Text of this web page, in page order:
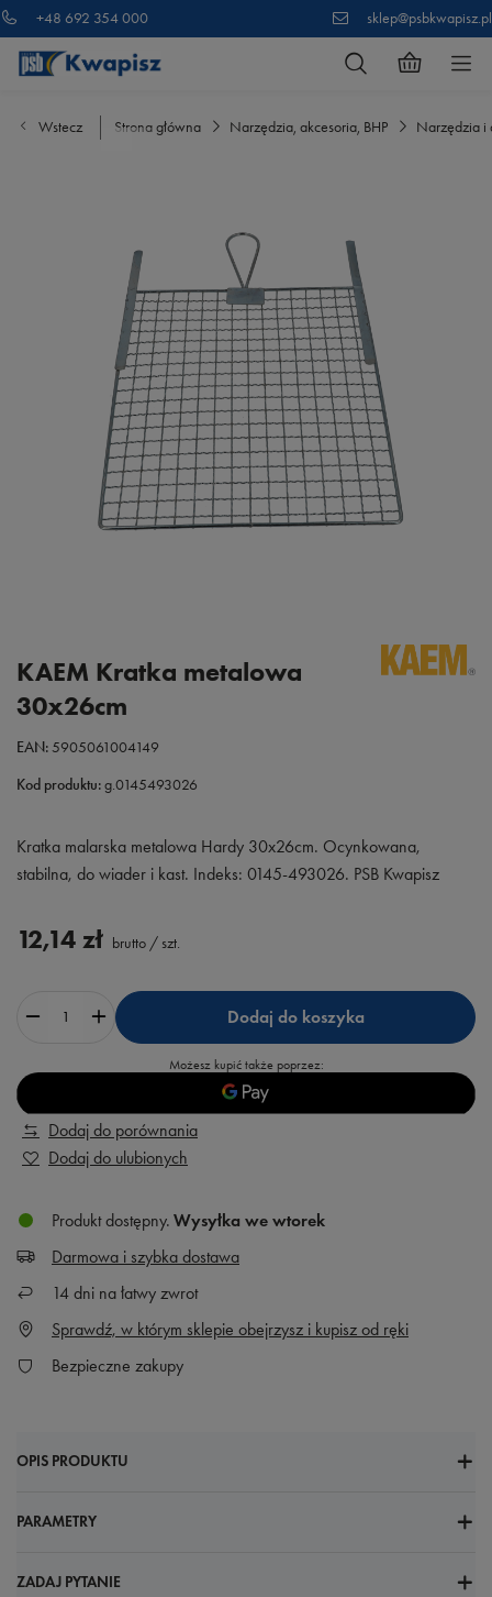
+48 692 354 000 sklep@psbkwapisz.pl
Wstecz Strona główna Narzędzia, akcesoria, BHP Narzędzia i
KAEM Kratka metalowa
30x26cm
EAN:5905061004149
Kod produktu:g.0145493026
Kratka malarska metalowa Hardy 30x26cm. Ocynkowana,
stabilna, do wiader i kast. Indeks: 0145-493026. PSB Kwapisz
12,14 zł brutto / szt.
Dodaj do koszyka
Możesz kupić także poprzez:
Dodaj do porównania
Dodaj do ulubionych
Produkt dostępny Wysyłka we wtorek
Darmowa i szybka dostawa
14 dni na łatwy zwrot
Sprawdź, w którym sklepie obejrzysz i kupisz od ręki
Bezpieczne zakupy
OPIS PRODUKTU
PARAMETRY
ZADAJ PYTANIE